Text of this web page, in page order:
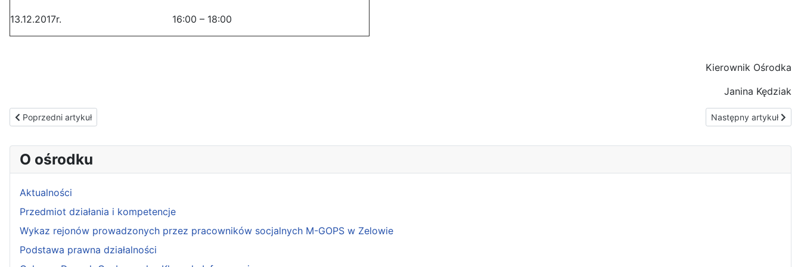
13.12.2017r.
16:00 – 18:00
Kierownik Ośrodka
Janina Kędziak
Poprzedni artykuł: Realizacja grupowego poradnictwa specjalistycznego z zakresu profilaktyki przemocy w rodzinie – grudzień 2017 r.
Poprzedni artykuł Następny artykuł:
Następny artykuł
O ośrodku
Aktualności
Przedmiot działania i kompetencje
Wykaz rejonów prowadzonych przez pracowników socjalnych M-GOPS w Zelowie
Podstawa prawna działalności